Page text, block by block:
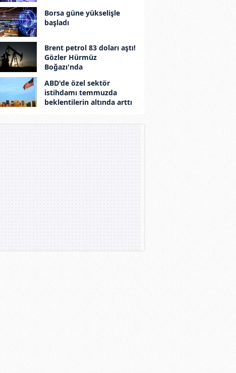
Borsa güne yükselişle
başladı
Brent petrol 83 doları aştı!
Gözler Hürmüz
Boğazı'nda
ABD'de özel sektör
istihdamı temmuzda
beklentilerin altında arttı